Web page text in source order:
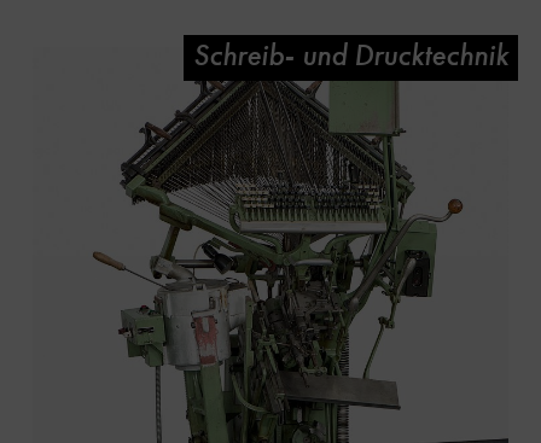
Schreib- und Drucktechnik